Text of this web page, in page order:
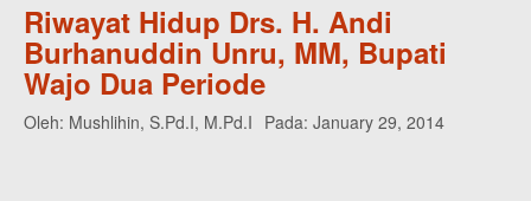
Riwayat Hidup Drs. H. Andi
Burhanuddin Unru, MM, Bupati
Wajo Dua Periode
Oleh: Mushlihin, S.Pd.I, M.Pd.I Pada: January 29, 2014